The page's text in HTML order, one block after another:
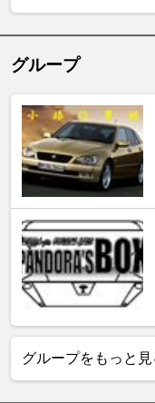
グループ
グループをもっと見